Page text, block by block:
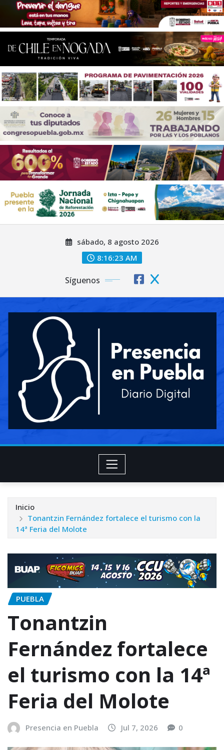
sábado, 8 agosto 2026
8:16:25 AM
Síguenos
Inicio
Tonantzin Fernández fortalece el turismo con la
14ª Feria del Molote
PUEBLA
Tonantzin
Fernández fortalece
el turismo con la 14ª
Feria del Molote
Presencia en Puebla Jul 7, 2026 0